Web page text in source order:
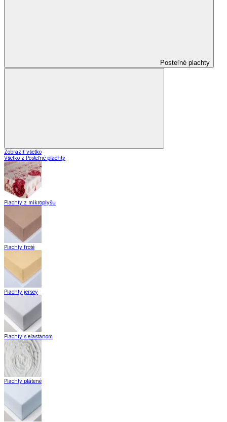
Posteľné plachty
Zobraziť všetko
Všetko z Posteľné plachty
Plachty z mikroplyšu
Plachty froté
Plachty jersey
Plachty s elastanom
Plachty plátené